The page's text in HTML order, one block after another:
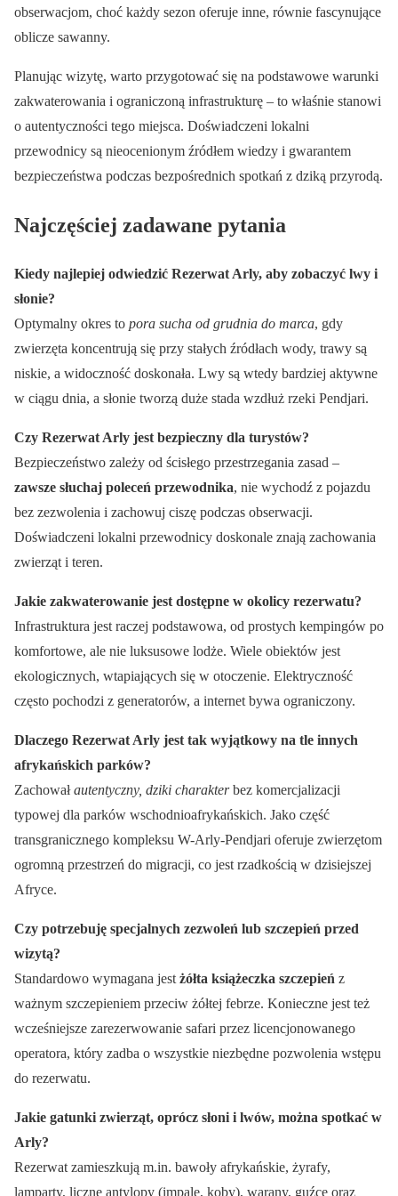
obserwacjom, choć każdy sezon oferuje inne, równie fascynujące
oblicze sawanny.
Planując wizytę, warto przygotować się na podstawowe warunki
zakwaterowania i ograniczoną infrastrukturę – to właśnie stanowi
o autentyczności tego miejsca. Doświadczeni lokalni
przewodnicy są nieocenionym źródłem wiedzy i gwarantem
bezpieczeństwa podczas bezpośrednich spotkań z dziką przyrodą.
Najczęściej zadawane pytania
Kiedy najlepiej odwiedzić Rezerwat Arly, aby zobaczyć lwy i
słonie?
Optymalny okres to pora sucha od grudnia do marca, gdy
zwierzęta koncentrują się przy stałych źródłach wody, trawy są
niskie, a widoczność doskonała. Lwy są wtedy bardziej aktywne
w ciągu dnia, a słonie tworzą duże stada wzdłuż rzeki Pendjari.
Czy Rezerwat Arly jest bezpieczny dla turystów?
Bezpieczeństwo zależy od ścisłego przestrzegania zasad –
zawsze słuchaj poleceń przewodnika, nie wychodź z pojazdu
bez zezwolenia i zachowuj ciszę podczas obserwacji.
Doświadczeni lokalni przewodnicy doskonale znają zachowania
zwierząt i teren.
Jakie zakwaterowanie jest dostępne w okolicy rezerwatu?
Infrastruktura jest raczej podstawowa, od prostych kempingów po
komfortowe, ale nie luksusowe lodże. Wiele obiektów jest
ekologicznych, wtapiających się w otoczenie. Elektryczność
często pochodzi z generatorów, a internet bywa ograniczony.
Dlaczego Rezerwat Arly jest tak wyjątkowy na tle innych
afrykańskich parków?
Zachowałautentyczny, dziki charakterbez komercjalizacji
typowej dla parków wschodnioafrykańskich. Jako część
transgranicznego kompleksu W-Arly-Pendjari oferuje zwierzętom
ogromną przestrzeń do migracji, co jest rzadkością w dzisiejszej
Afryce.
Czy potrzebuję specjalnych zezwoleń lub szczepień przed
wizytą?
Standardowo wymagana jest żółta książeczka szczepień z
ważnym szczepieniem przeciw żółtej febrze. Konieczne jest też
wcześniejsze zarezerwowanie safari przez licencjonowanego
operatora, który zadba o wszystkie niezbędne pozwolenia wstępu
do rezerwatu.
Jakie gatunki zwierząt, oprócz słoni i lwów, można spotkać w
Arly?
Rezerwat zamieszkują m.in. bawoły afrykańskie, żyrafy,
lamparty, liczne antylopy (impale, koby), warany, guźce oraz